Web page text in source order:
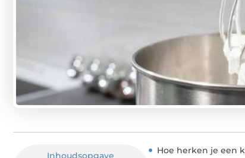
Inhoudsopgave
Hoe herken je een